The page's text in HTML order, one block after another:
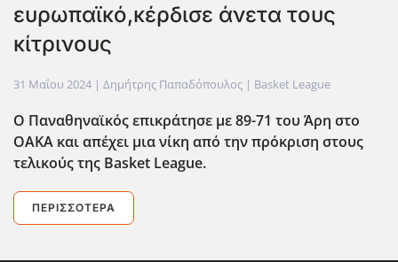
ευρωπαϊκό,κέρδισε άνετα τους
κίτρινους
31 Μαΐου 2024 | Δημήτρης Παπαδόπουλος | Basket League
Ο Παναθηναϊκός επικράτησε με 89-71 του Άρη στο
ΟΑΚΑ και απέχει μια νίκη από την πρόκριση στους
τελικούς της Basket League.
ΠΕΡΙΣΣΌΤΕΡΑ